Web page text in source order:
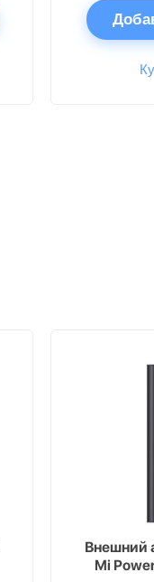
Внешний
Mi